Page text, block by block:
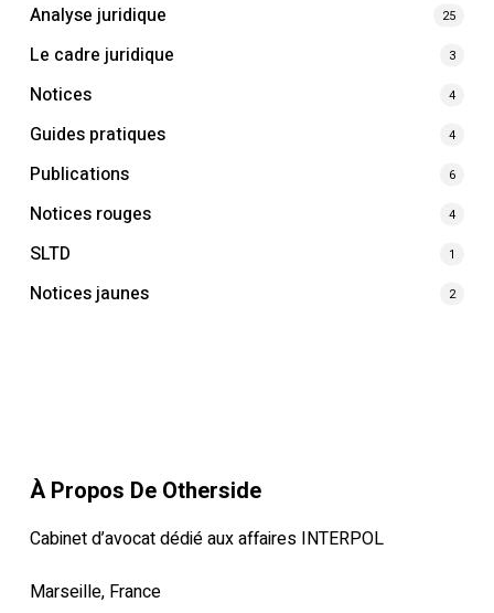
Analyse juridique 25
Le cadre juridique 3
Notices 4
Guides pratiques 4
Publications 6
Notices rouges 4
SLTD 1
Notices jaunes 2
À Propos De Otherside
Cabinet d’avocat dédié aux affaires INTERPOL
Marseille, France